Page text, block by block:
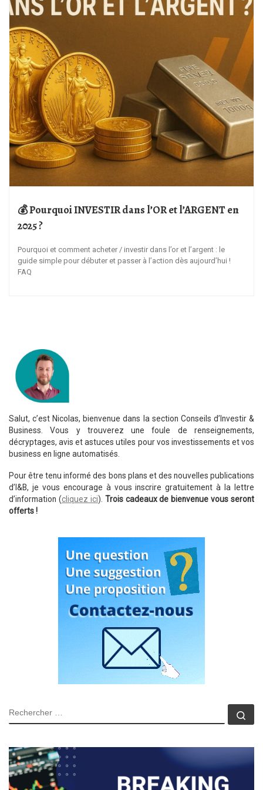
💰 Pourquoi INVESTIR dans l’OR et l’ARGENT en
2025 ?
Pourquoi et comment acheter / investir dans l’or et l’argent : le
guide simple pour débuter et passer à l’action dès aujourd’hui !
FAQ
Salut, c’est Nicolas, bienvenue dans la section Conseils d’Investir &
Business. Vous y trouverez une foule de renseignements,
décryptages, avis et astuces utiles pour vos investissements et vos
business en ligne automatisés.
Pour être tenu informé des bons plans et des nouvelles publications
d’I&B, je vous encourage à vous inscrire gratuitement à la lettre
d’information (cliquez ici). Trois cadeaux de bienvenue vous seront
offerts !
RECHERCHER